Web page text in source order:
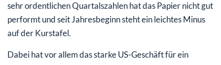
sehr ordentlichen Quartalszahlen hat das Papier nicht gut
performt und seit Jahresbeginn steht ein leichtes Minus
auf der Kurstafel.
Dabei hat vor allem das starke US-Geschäft für ein